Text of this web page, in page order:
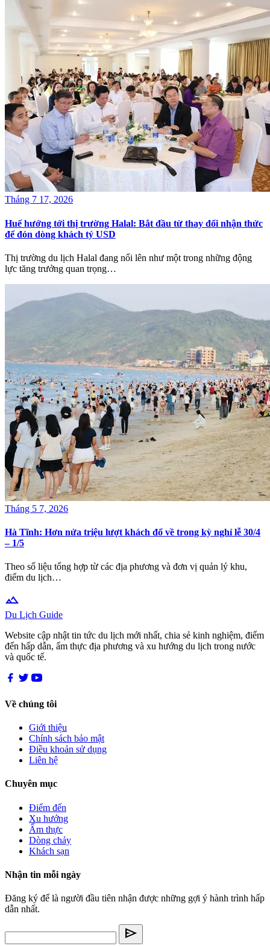
Tháng 7 17, 2026
Huế hướng tới thị trường Halal: Bắt đầu từ thay đổi nhận thức
để đón dòng khách tỷ USD
Thị trường du lịch Halal đang nổi lên như một trong những động
lực tăng trưởng quan trọng…
Tháng 5 7, 2026
Hà Tĩnh: Hơn nửa triệu lượt khách đổ về trong kỳ nghỉ lễ 30/4
– 1/5
Theo số liệu tổng hợp từ các địa phương và đơn vị quản lý khu,
điểm du lịch…
terrain
Du Lịch Guide
Website cập nhật tin tức du lịch mới nhất, chia sẻ kinh nghiệm, điểm
đến hấp dẫn, ẩm thực địa phương và xu hướng du lịch trong nước
và quốc tế.
Về chúng tôi
Giới thiệu
Chính sách bảo mật
Điều khoản sử dụng
Liên hệ
Chuyên mục
Điểm đến
Xu hướng
Ẩm thực
Dòng chảy
Khách sạn
Nhận tin mỗi ngày
Đăng ký để là người đầu tiên nhận được những gợi ý hành trình hấp
dẫn nhất.
send